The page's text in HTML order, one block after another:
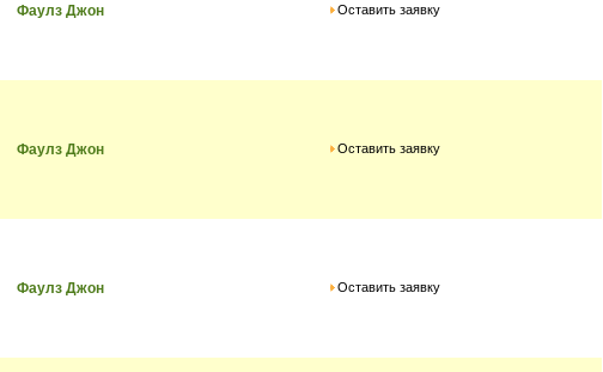
Фаулз Джон Оставить заявку
Фаулз Джон Оставить заявку
Фаулз Джон Оставить заявку